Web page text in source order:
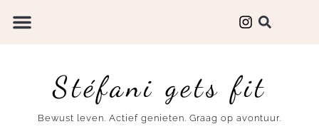
Stéfani gets fit
Bewust leven. Actief genieten. Graag op avontuur.